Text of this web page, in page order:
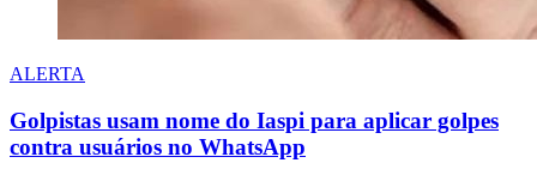
ALERTA
Golpistas usam nome do Iaspi para aplicar golpes
contra usuários no WhatsApp